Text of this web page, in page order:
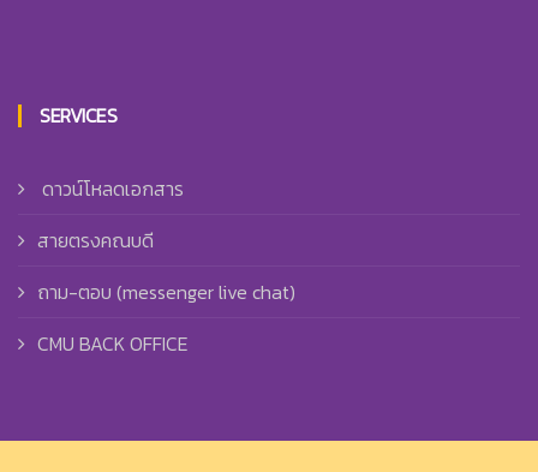
SERVICES
ดาวน์โหลดเอกสาร
สายตรงคณบดี
ถาม-ตอบ (messenger live chat)
CMU BACK OFFICE